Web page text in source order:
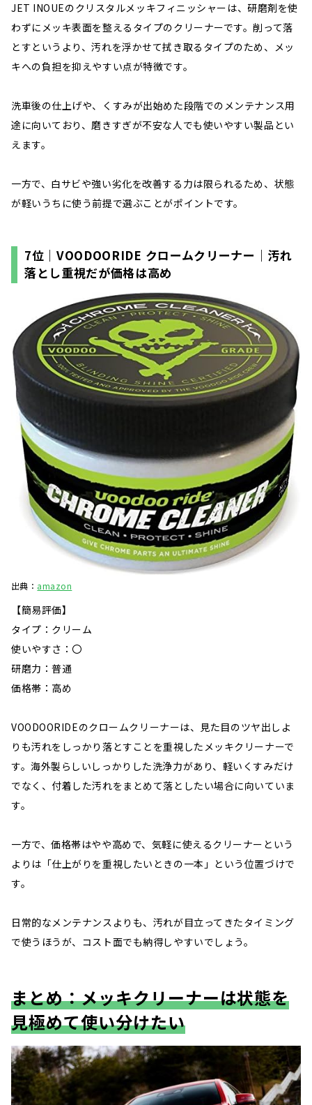
JET INOUEのクリスタルメッキフィニッシャーは、研磨剤を使
わずにメッキ表面を整えるタイプのクリーナーです。削って落
とすというより、汚れを浮かせて拭き取るタイプのため、メッ
キへの負担を抑えやすい点が特徴です。
洗車後の仕上げや、くすみが出始めた段階でのメンテナンス用
途に向いており、磨きすぎが不安な人でも使いやすい製品とい
えます。
一方で、白サビや強い劣化を改善する力は限られるため、状態
が軽いうちに使う前提で選ぶことがポイントです。
7位｜VOODOORIDE クロームクリーナー｜汚れ
落とし重視だが価格は高め
出典： amazon
【簡易評価】
タイプ：クリーム
使いやすさ：〇
研磨力：普通
価格帯：高め
VOODOORIDEのクロームクリーナーは、見た目のツヤ出しよ
りも汚れをしっかり落とすことを重視したメッキクリーナーで
す。海外製らしいしっかりした洗浄力があり、軽いくすみだけ
でなく、付着した汚れをまとめて落としたい場合に向いていま
す。
一方で、価格帯はやや高めで、気軽に使えるクリーナーという
よりは「仕上がりを重視したいときの一本」という位置づけで
す。
日常的なメンテナンスよりも、汚れが目立ってきたタイミング
で使うほうが、コスト面でも納得しやすいでしょう。
まとめ：メッキクリーナーは状態を
見極めて使い分けたい